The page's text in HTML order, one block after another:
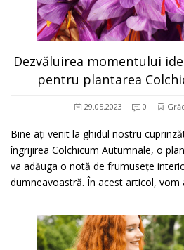
Dezvăluirea momentului
pentru plantarea
29.05.2023 0
Bine ați venit la ghidul nostru
îngrijirea Colchicum Autumnale, o
va adăuga o notă de frumusețe
dumneavoastră. În acest articol,